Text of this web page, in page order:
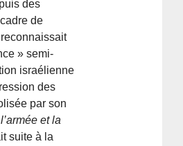
des
de
» semi-
israélienne
des
par son
et la
suite à la